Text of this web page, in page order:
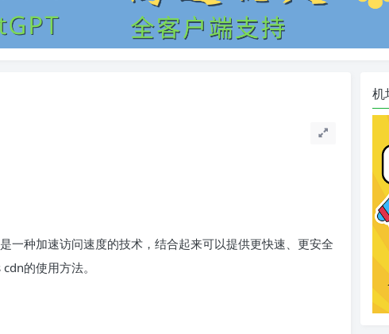
一种加速访问速度的技术，结合起来可以提供更快速、更安全
的使用方法。
机